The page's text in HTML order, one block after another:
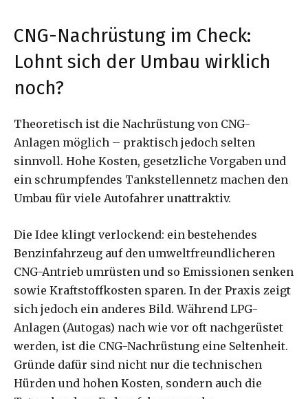
CNG-Nachrüstung im Check:
Lohnt sich der Umbau wirklich
noch?
Theoretisch ist die Nachrüstung von CNG-
Anlagen möglich – praktisch jedoch selten
sinnvoll. Hohe Kosten, gesetzliche Vorgaben und
ein schrumpfendes Tankstellennetz machen den
Umbau für viele Autofahrer unattraktiv.
Die Idee klingt verlockend: ein bestehendes
Benzinfahrzeug auf den umweltfreundlicheren
CNG-Antrieb umrüsten und so Emissionen senken
sowie Kraftstoffkosten sparen. In der Praxis zeigt
sich jedoch ein anderes Bild. Während LPG-
Anlagen (Autogas) nach wie vor oft nachgerüstet
werden, ist die CNG-Nachrüstung eine Seltenheit.
Gründe dafür sind nicht nur die technischen
Hürden und hohen Kosten, sondern auch die